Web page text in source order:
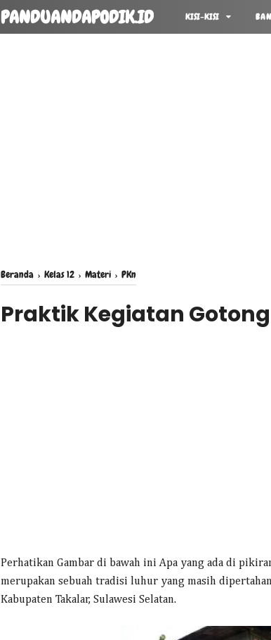
PANDUANDAPODIK.ID KISI-KISI
Beranda › Kelas 12 › Materi › PKn
Praktik Kegiatan
Perhatikan Gambar di bawah ini Apa yang ada di
merupakan sebuah tradisi luhur yang masih
Kabupaten Takalar, Sulawesi Selatan.